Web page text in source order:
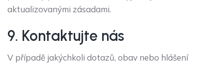
aktualizovanými zásadami.
9. Kontaktujte nás
V případě jakýchkoli dotazů, obav nebo hlášení